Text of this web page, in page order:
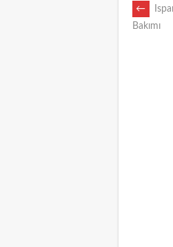
←
Bakımı